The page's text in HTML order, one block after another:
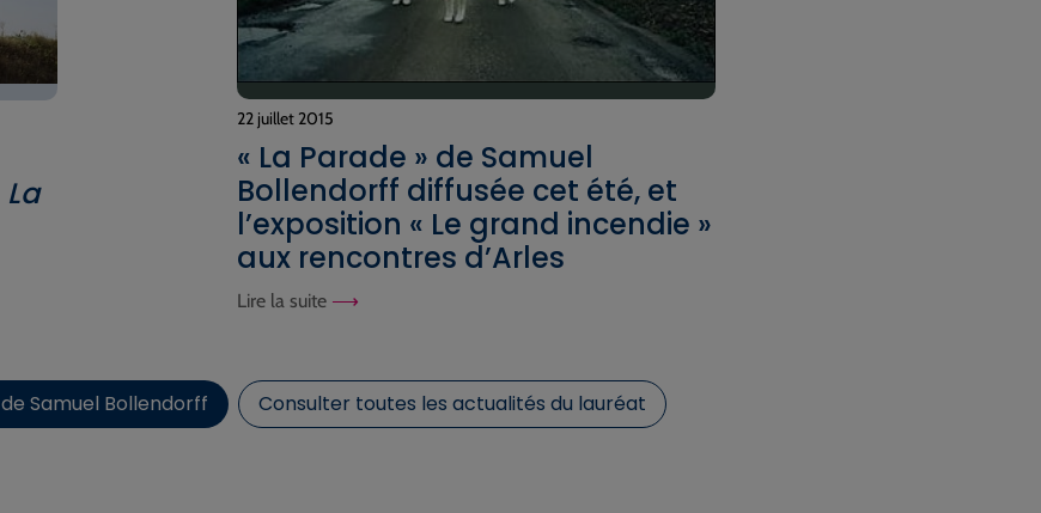
La
22 juillet 2015
« La Parade » de Samuel
Bollendorff diffusée cet été, et
l’exposition « Le grand incendie »
aux rencontres d’Arles
Lire la suite
Samuel Bollendorff Consulter toutes les actualités du lauréat